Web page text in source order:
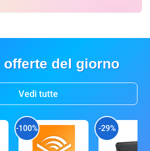
offerte del giorno
Vedi tutte
-100% -29%